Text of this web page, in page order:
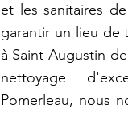
et les sanitaires
garantir un lieu de
à Saint-Augustin-
nettoyage
Pomerleau, nous